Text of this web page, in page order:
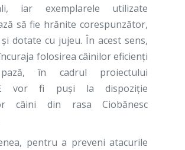
iar exemplarele utilizate
să fie hrănite corespunzător,
dotate cu jujeu. În acest sens,
folosirea câinilor eficienți
în cadrul proiectului
vor fi puşi la dispoziţie
câini din rasa Ciobănesc
pentru a preveni atacurile